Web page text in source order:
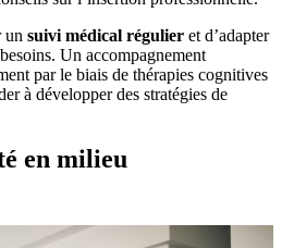
un suivi médical régulier et d’adapter
Un accompagnement
par le biais de thérapies cognitives
à développer des stratégies de
en milieu